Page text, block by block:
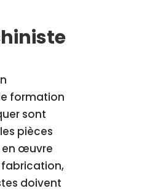
formation
sont
pièces
en œuvre
fabrication,
doivent